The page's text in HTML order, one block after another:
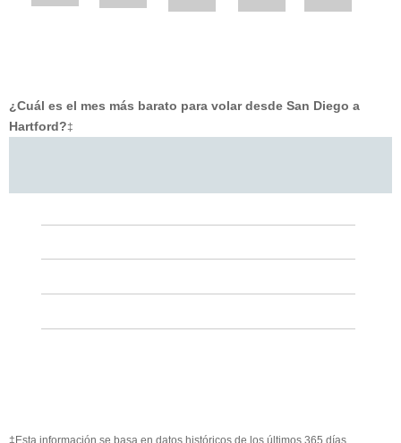
¿Cuál es el mes más barato para volar desde San Diego a
Hartford?‡